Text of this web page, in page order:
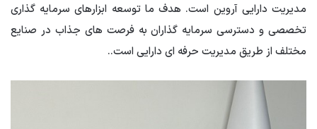
مدیریت دارایی آروین است. هدف ما توسعه ابزارهای سرمایه گذاری
تخصصی و دسترسی سرمایه گذاران به فرصت های جذاب در صنایع
مختلف از طریق مدیریت حرفه ای دارایی است..